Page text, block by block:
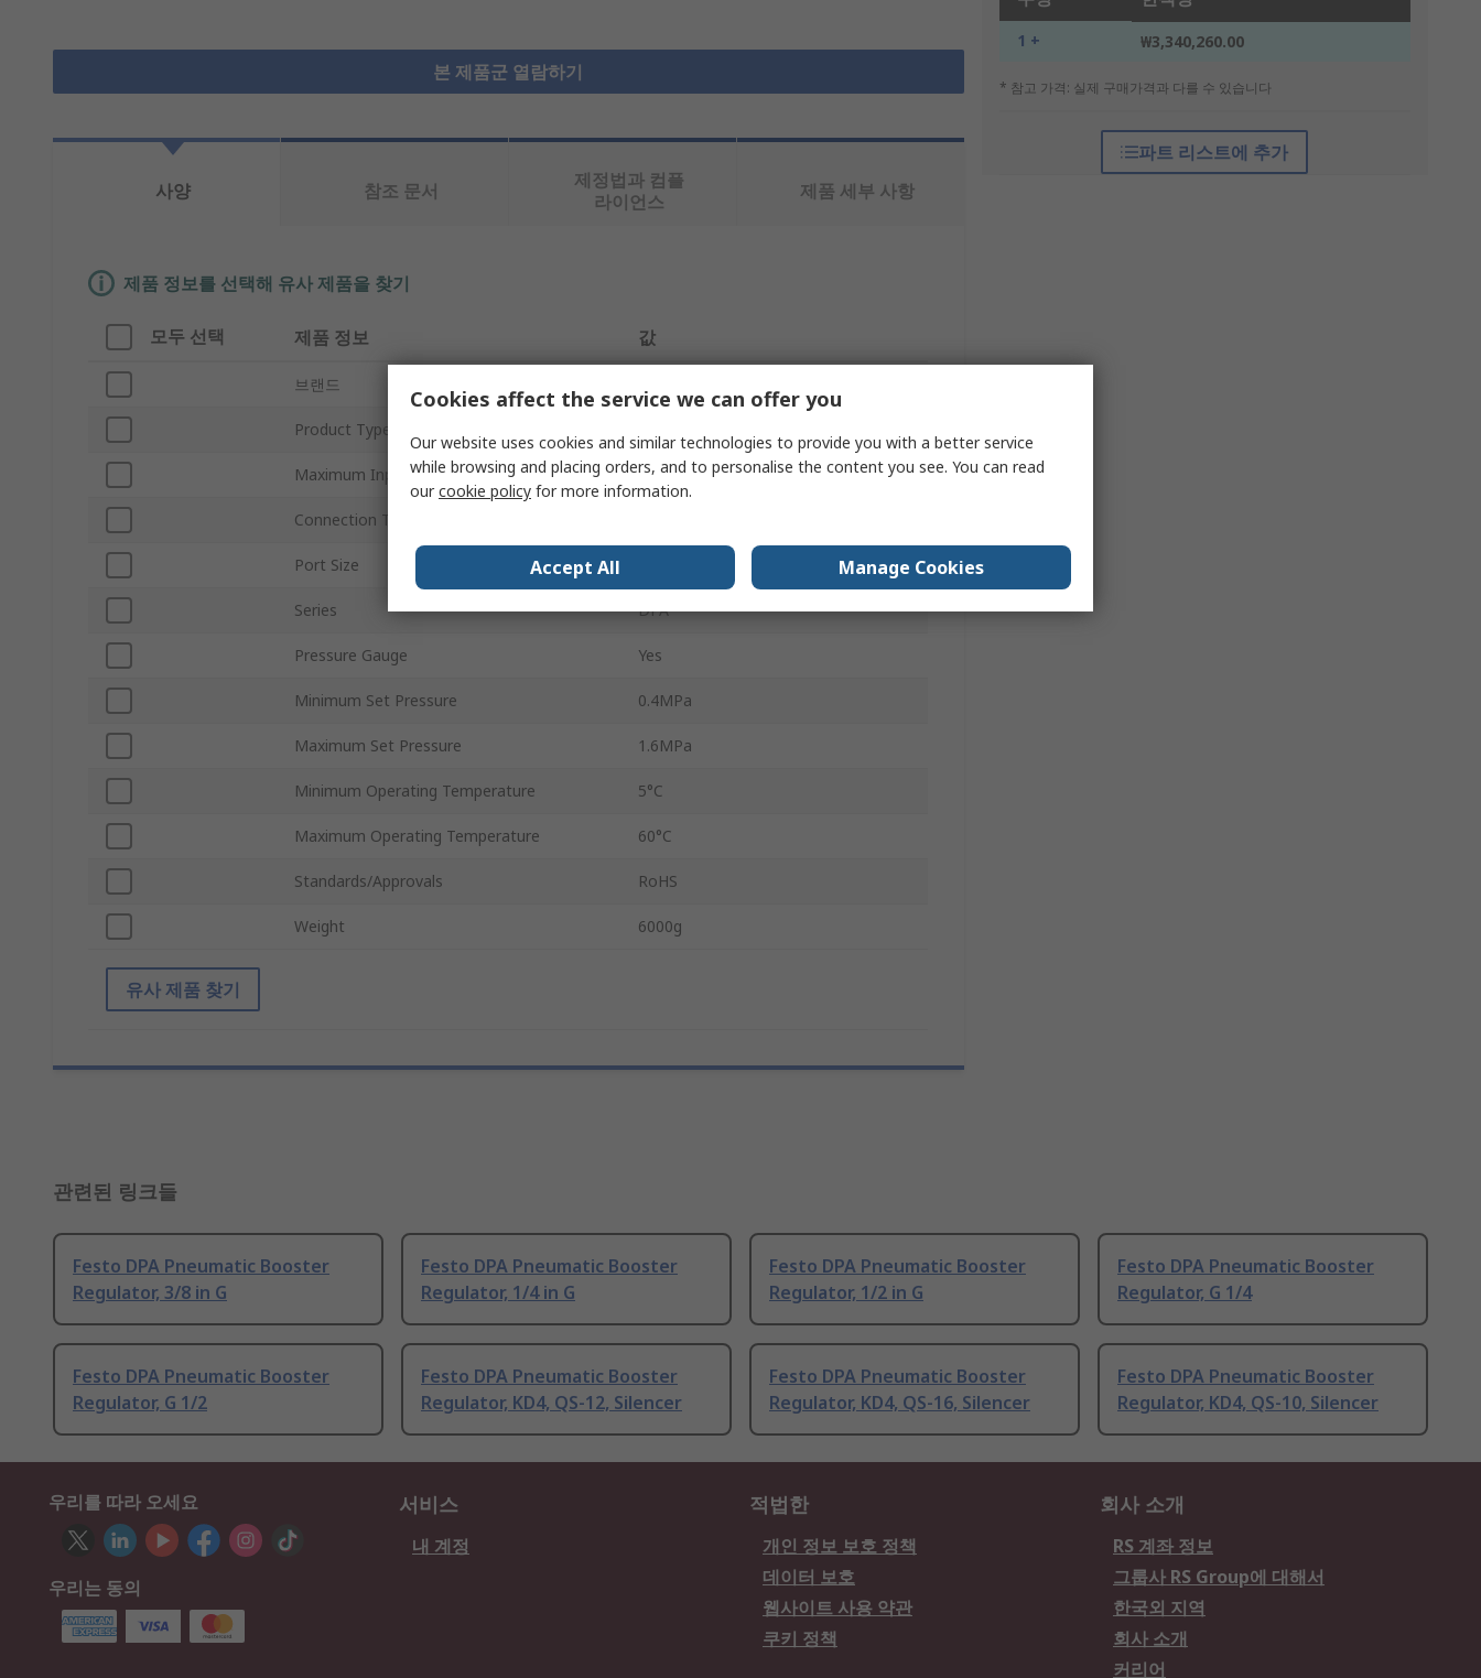
본 제품군 열람하기
1 + ₩3,340,260.00
* 참고 가격: 실제 구매가격과 다를 수 있습니다
파트 리스트에 추가
사양
참조 문서
제정법과 컴플
라이언스
제품 세부 사항
제품 정보를 선택해 유사 제품을 찾기
모두 선택 제품 정보 값
브랜드
Product Type
Maximum Input Pressure 10bar
Connection Thread Standard
Port Size
Series DPA
Pressure Gauge Yes
Minimum Set Pressure 0.4MPa
Maximum Set Pressure 1.6MPa
Minimum Operating Temperature 5°C
Maximum Operating Temperature 60°C
Standards/Approvals RoHS
Weight 6000g
유사 제품 찾기
관련된 링크들
Festo DPA Pneumatic Booster
Regulator, 3/8 in G
Festo DPA Pneumatic Booster
Regulator, 1/4 in G
Festo DPA Pneumatic Booster
Regulator, 1/2 in G
Festo DPA Pneumatic Booster
Regulator, G 1/4
Festo DPA Pneumatic Booster
Regulator, G 1/2
Festo DPA Pneumatic Booster
Regulator, KD4, QS-12, Silencer
Festo DPA Pneumatic Booster
Regulator, KD4, QS-16, Silencer
Festo DPA Pneumatic Booster
Regulator, KD4, QS-10, Silencer
우리를 따라 오세요
우리는 동의
서비스
내 계정
적법한
개인 정보 보호 정책
데이터 보호
웹사이트 사용 약관
쿠키 정책
회사 소개
RS 계좌 정보
그룹사 RS Group에 대해서
한국외 지역
회사 소개
커리어
Cookies affect the service we can offer you
Our website uses cookies and similar technologies to provide you with a better service
while browsing and placing orders, and to personalise the content you see. You can read
ourcookie policy for more information.
Accept All Manage Cookies